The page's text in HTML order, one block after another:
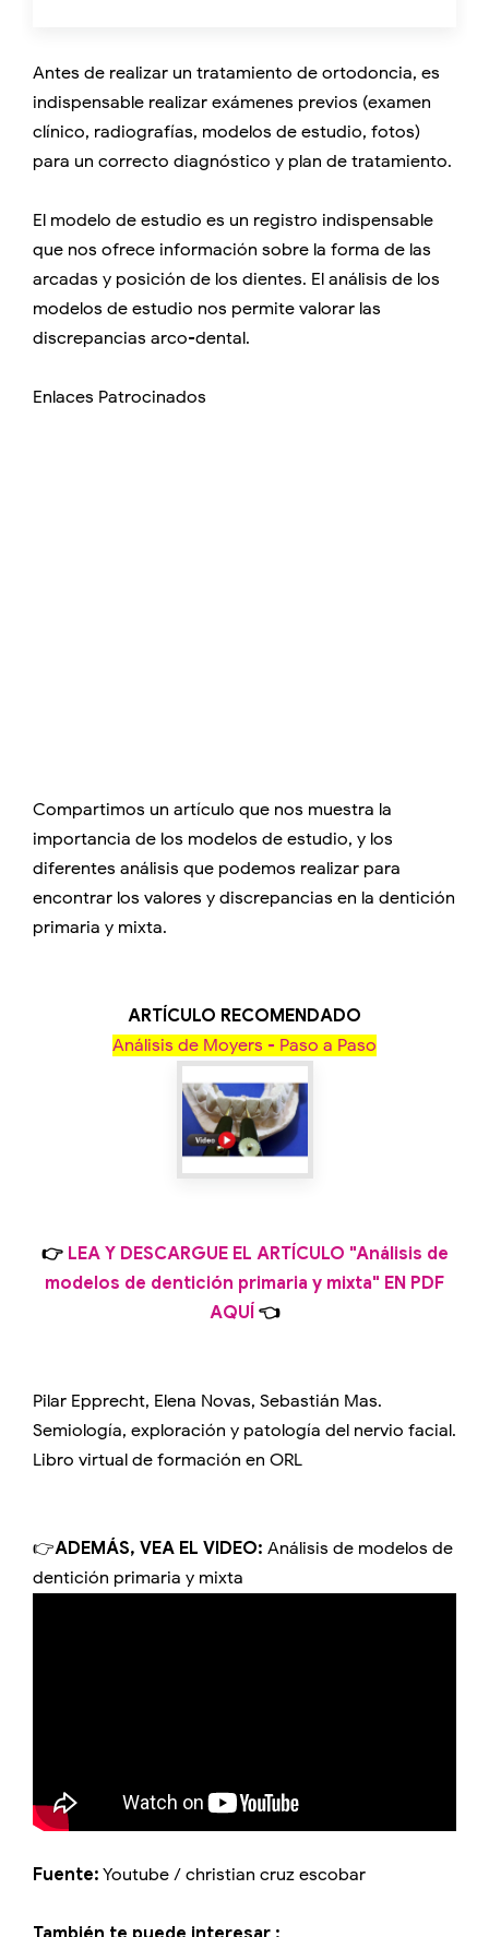
Antes de realizar un tratamiento de ortodoncia, es
indispensable realizar exámenes previos (examen
clínico, radiografías, modelos de estudio, fotos)
para un correcto diagnóstico y plan de tratamiento.
El modelo de estudio es un registro indispensable
que nos ofrece información sobre la forma de las
arcadas y posición de los dientes. El análisis de los
modelos de estudio nos permite valorar las
discrepancias arco-dental.
Enlaces Patrocinados
Compartimos un artículo que nos muestra la
importancia de los modelos de estudio, y los
diferentes análisis que podemos realizar para
encontrar los valores y discrepancias en la dentición
primaria y mixta.
ARTÍCULO RECOMENDADO
Análisis de Moyers - Paso a Paso
👉LEA Y DESCARGUE EL ARTÍCULO "Análisis de
modelos de dentición primaria y mixta" EN PDF
AQUÍ 👈
Pilar Epprecht, Elena Novas, Sebastián Mas.
Semiología, exploración y patología del nervio facial.
Libro virtual de formación en ORL
👉ADEMÁS, VEA EL VIDEO: Análisis de modelos de
dentición primaria y mixta
Fuente: Youtube / christian cruz escobar